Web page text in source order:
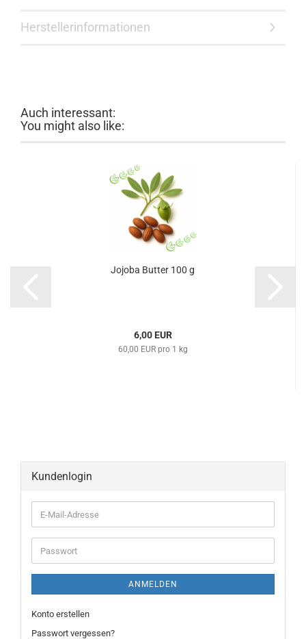
Herstellerinformationen
Auch interessant:
You might also like:
Jojoba Butter 100 g
6,00 EUR
60,00 EUR pro 1 kg
Kundenlogin
ANMELDEN
Konto erstellen
Passwort vergessen?